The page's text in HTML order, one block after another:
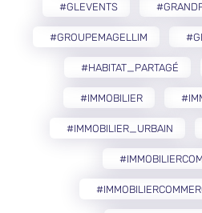
#GLEVENTS
#GROUPEMAGELLIM
#HABITAT_PARTAGÉ
#IMMOBILIER
#IMMOBILIER_URBAIN